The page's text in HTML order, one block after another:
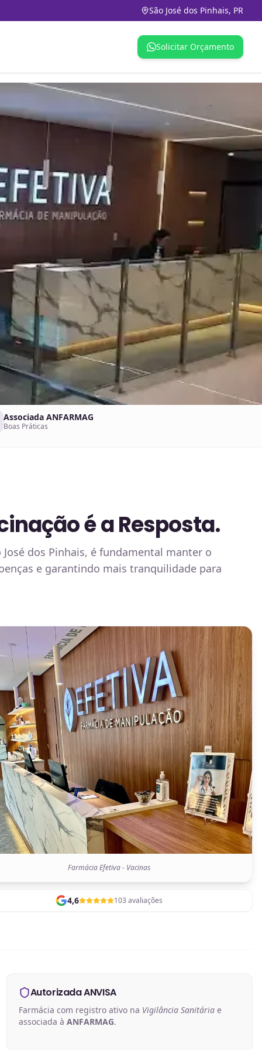
São José dos Pinhais, PR
Solicitar Orçamento
Associada ANFARMAG
Boas Práticas
é a Resposta.
dos Pinhais, é fundamental manter o
e garantindo mais tranquilidade para
Farmácia Efetiva - Vacinas
4,6 103 avaliações
Autorizada ANVISA
Farmácia com registro ativo na Vigilância Sanitáriae
associada à ANFARMAG.